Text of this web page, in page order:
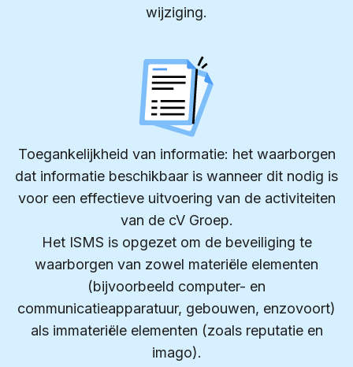
wijziging.
Toegankelijkheid van informatie: het waarborgen
dat informatie beschikbaar is wanneer dit nodig is
voor een effectieve uitvoering van de activiteiten
van de cV Groep.
Het ISMS is opgezet om de beveiliging te
waarborgen van zowel materiële elementen
(bijvoorbeeld computer- en
communicatieapparatuur, gebouwen, enzovoort)
als immateriële elementen (zoals reputatie en
imago).